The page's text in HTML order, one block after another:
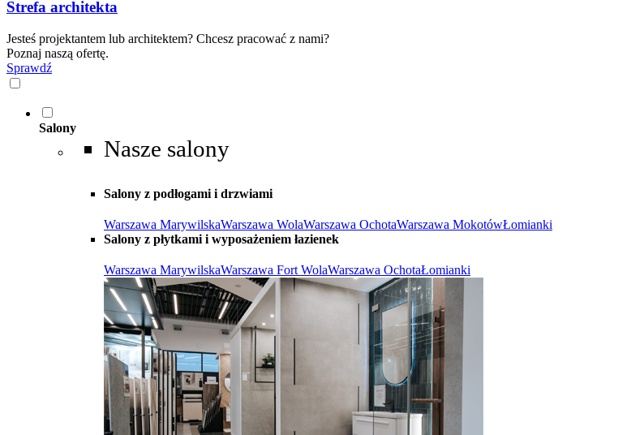
Strefa architekta
Jesteś projektantem lub architektem? Chcesz pracować z nami?
Poznaj naszą ofertę.
Sprawdź
Salony
Nasze salony
Salony z podłogami i drzwiami
Warszawa MarywilskaWarszawa WolaWarszawa OchotaWarszawa MokotówŁomianki
Salony z płytkami i wyposażeniem łazienek
Warszawa MarywilskaWarszawa Fort WolaWarszawa OchotaŁomianki